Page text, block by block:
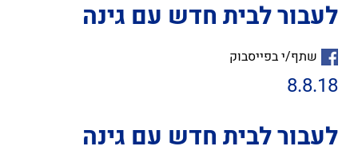
לעבור לבית חדש עם גינה
שתף/י בפייסבוק
8.8.18
לעבור לבית חדש עם גינה